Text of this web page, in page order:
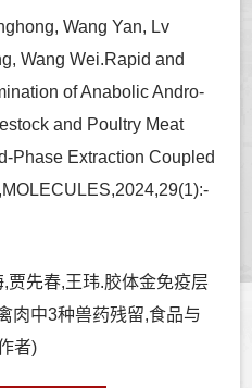
Wang Yan, Lv
Wang Wei.Rapid and
of Anabolic Andro-
and Poultry Meat
Phase Extraction Coupled
贾先春,王玮.胶体金免疫层
肉中3种兽药残留,食品与
者)